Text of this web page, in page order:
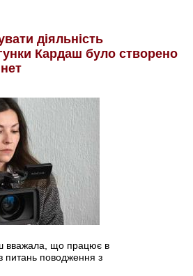
діяльність
Кардаш було створено
вважала, що працює в
питань поводження з